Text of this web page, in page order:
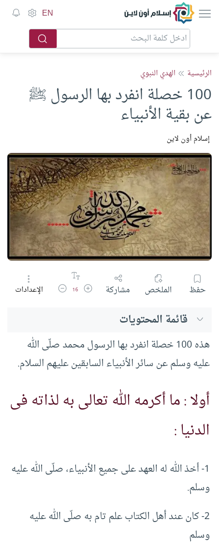
إسلام أون لاين EN
الرئيسية الهدي النبوي
100 خصلة انفرد بها الرسول ﷺ
عن بقية الأنبياء
إسلام أون لاين
حفظ الملخص مشاركة زيادة حجم الخط
16 تقليل حجم الخط
الإعدادات
قائمة المحتويات
هذه 100 خصلة انفرد بها الرسول محمد صلّى الله
عليه وسلم عن سائر الأنبياء السابقين عليهم السلام.
أولا : ما أكرمه الله تعالى به لذاته فى
الدنيا :
1- أخذ الله له العهد على جميع الأنبياء، صلّى الله عليه
وسلم.
2- كان عند أهل الكتاب علم تام به صلّى الله عليه
وسلم